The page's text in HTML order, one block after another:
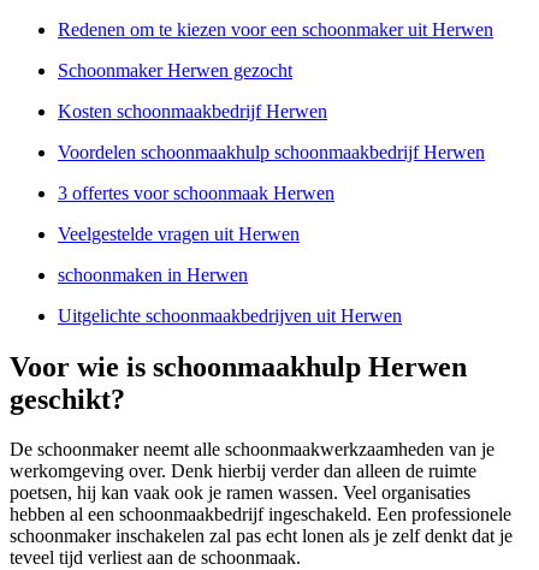
Redenen om te kiezen voor een schoonmaker uit Herwen
Schoonmaker Herwen gezocht
Kosten schoonmaakbedrijf Herwen
Voordelen schoonmaakhulp schoonmaakbedrijf Herwen
3 offertes voor schoonmaak Herwen
Veelgestelde vragen uit Herwen
schoonmaken in Herwen
Uitgelichte schoonmaakbedrijven uit Herwen
Voor wie is schoonmaakhulp Herwen
geschikt?
De schoonmaker neemt alle schoonmaakwerkzaamheden van je
werkomgeving over. Denk hierbij verder dan alleen de ruimte
poetsen, hij kan vaak ook je ramen wassen. Veel organisaties
hebben al een schoonmaakbedrijf ingeschakeld. Een professionele
schoonmaker inschakelen zal pas echt lonen als je zelf denkt dat je
teveel tijd verliest aan de schoonmaak.